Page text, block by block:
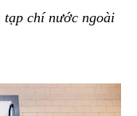
tạp chí nước ngoài